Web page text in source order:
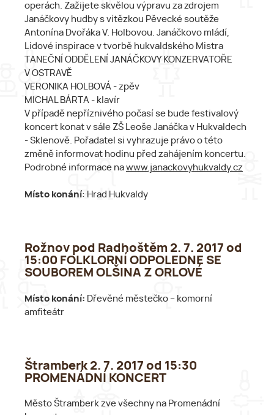
operách. Zažijete skvělou výpravu za zdrojem
Janáčkovy hudby s vítězkou Pěvecké soutěže
Antonína Dvořáka V. Holbovou. Janáčkovo mládí,
Lidové inspirace v tvorbě hukvaldského Mistra
TANEČNÍ ODDĚLENÍ JANÁČKOVY KONZERVATOŘE
V OSTRAVĚ
VERONIKA HOLBOVÁ - zpěv
MICHAL BÁRTA - klavír
V případě nepříznivého počasí se bude festivalový
koncert konat v sále ZŠ Leoše Janáčka v Hukvaldech
- Sklenově. Pořadatel si vyhrazuje právo o této
změně informovat hodinu před zahájením koncertu.
Podrobné informace na www.janackovyhukvaldy.cz
Místo konání: Hrad Hukvaldy
Rožnov pod Radhoštěm 2. 7. 2017 od
15:00 FOLKLORNÍ ODPOLEDNE SE
SOUBOREM OLŠINA Z ORLOVÉ
Místo konání: Dřevěné městečko – komorní
amfiteátr
Štramberk 2. 7. 2017 od 15:30
PROMENÁDNÍ KONCERT
Město Štramberk zve všechny na Promenádní